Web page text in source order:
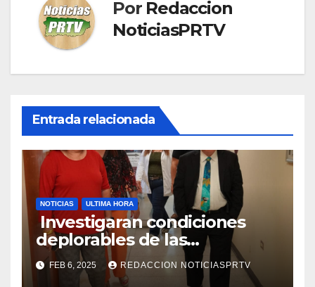
Por Redaccion
NoticiasPRTV
Entrada relacionada
NOTICIAS ULTIMA HORA
Investigaran condiciones
deplorables de las
facilidades el Departamento
de la Salud en Mayagüez
FEB 6, 2025 REDACCION NOTICIASPRTV